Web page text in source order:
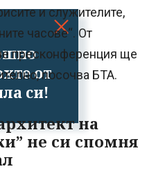
от
си!
и служителите,
часове“. От
пресконференция ще
посочва БТА.
на
не си спомня